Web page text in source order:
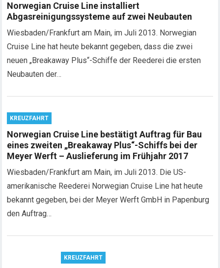
Norwegian Cruise Line installiert
Abgasreinigungssysteme auf zwei Neubauten
Wiesbaden/Frankfurt am Main, im Juli 2013. Norwegian
Cruise Line hat heute bekannt gegeben, dass die zwei
neuen „Breakaway Plus“-Schiffe der Reederei die ersten
Neubauten der…
KREUZFAHRT
Norwegian Cruise Line bestätigt Auftrag für Bau
eines zweiten „Breakaway Plus“-Schiffs bei der
Meyer Werft – Auslieferung im Frühjahr 2017
Wiesbaden/Frankfurt am Main, im Juli 2013. Die US-
amerikanische Reederei Norwegian Cruise Line hat heute
bekannt gegeben, bei der Meyer Werft GmbH in Papenburg
den Auftrag…
KREUZFAHRT